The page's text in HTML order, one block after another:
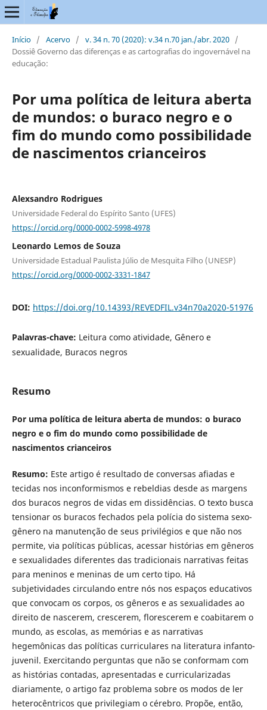
Início / Acervo / v. 34 n. 70 (2020): v.34 n.70 jan./abr. 2020 /
Dossiê Governo das diferenças e as cartografias do ingovernável na
educação:
Por uma política de leitura aberta
de mundos: o buraco negro e o
fim do mundo como possibilidade
de nascimentos crianceiros
Alexsandro Rodrigues
Universidade Federal do Espírito Santo (UFES)
https://orcid.org/0000-0002-5998-4978
Leonardo Lemos de Souza
Universidade Estadual Paulista Júlio de Mesquita Filho (UNESP)
https://orcid.org/0000-0002-3331-1847
DOI: https://doi.org/10.14393/REVEDFIL.v34n70a2020-51976
Palavras-chave: Leitura como atividade, Gênero e
sexualidade, Buracos negros
Resumo
Por uma política de leitura aberta de mundos: o buraco
negro e o fim do mundo como possibilidade de
nascimentos crianceiros
Resumo: Este artigo é resultado de conversas afiadas e
tecidas nos inconformismos e rebeldias desde as margens
dos buracos negros de vidas em dissidências. O texto busca
tensionar os buracos fechados pela polícia do sistema sexo-
gênero na manutenção de seus privilégios e que não nos
permite, via políticas públicas, acessar histórias em gêneros
e sexualidades diferentes das tradicionais narrativas feitas
para meninos e meninas de um certo tipo. Há
subjetividades circulando entre nós nos espaços educativos
que convocam os corpos, os gêneros e as sexualidades ao
direito de nascerem, crescerem, florescerem e coabitarem o
mundo, as escolas, as memórias e as narrativas
hegemônicas das políticas curriculares na literatura infanto-
juvenil. Exercitando perguntas que não se conformam com
as histórias contadas, apresentadas e curricularizadas
diariamente, o artigo faz problema sobre os modos de ler
heterocêntricos que privilegiam o cérebro. Propõe, então,